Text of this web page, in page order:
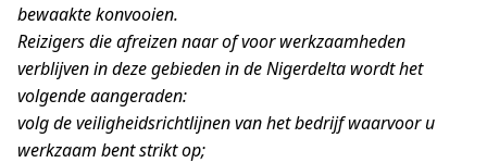
bewaakte konvooien.
Reizigers die afreizen naar of voor werkzaamheden
verblijven in deze gebieden in de Nigerdelta wordt het
volgende aangeraden:
volg de veiligheidsrichtlijnen van het bedrijf waarvoor u
werkzaam bent strikt op;